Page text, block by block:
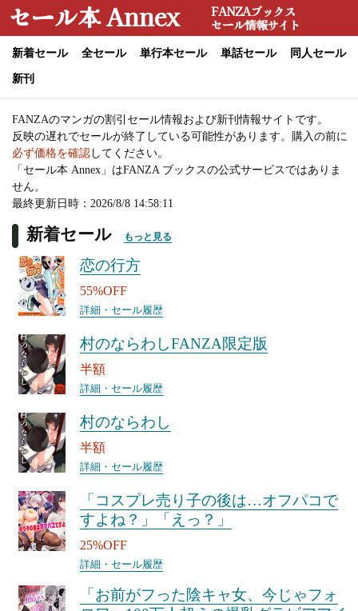
セール本 Annex
FANZAブックス
セール情報サイト
新着セール 全セール 単行本セール 単話セール
同人セール
新刊
FANZAのマンガの割引セール情報および新刊情報サイトです。
反映の遅れでセールが終了している可能性があります。購入の前に
必ず価格を確認してください。
「セール本 Annex」はFANZA ブックスの公式サービスではありま
せん。
最終更新日時：2026/8/8 14:58:11
新着セール もっと見る
恋の行方
55%OFF
詳細・セール履歴
村のならわしFANZA限定版
半額
詳細・セール履歴
村のならわし
半額
詳細・セール履歴
「コスプレ売り子の後は…オフパコで
すよね？」「えっ？」
25%OFF
詳細・セール履歴
「お前がフった陰キャ女、今じゃフォ